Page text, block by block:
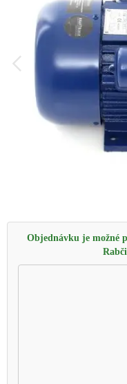
Objednávku je možné
Rabči